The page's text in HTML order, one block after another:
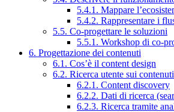
5.4.1. Mappare
5.4.2. Rappresentare i
5.5. Co-progettare le soluzioni
5.5.1. Workshop di co-
6. Progettazione dei contenuti
6.1. Cos’è il content design
6.2. Ricerca utente sui
6.2.1. Content discovery
6.2.2. Dati di ricerca
6.2.3. Ricerca tramite